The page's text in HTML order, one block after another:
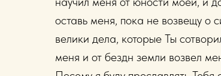
оставь меня, пока не возвещу о
велики дела, которые Ты
меня и от бездн земли возвел